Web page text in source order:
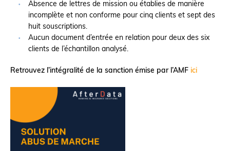
Absence de lettres de mission ou établies de manière
incomplète et non conforme pour cinq clients et sept des
huit souscriptions.
Aucun document d’entrée en relation pour deux des six
clients de l’échantillon analysé.
Retrouvez l’intégralité de la sanction émise par l’AMF ici